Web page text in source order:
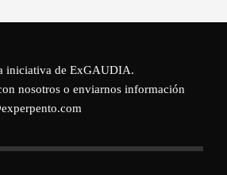
iniciativa de ExGAUDIA.
nosotros o enviarnos información